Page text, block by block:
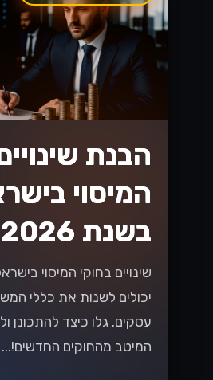
הבנת
המיסוי
בשנת 2026
יכולים לשנות את כללי
עסקים. גלו כיצד להתכונן
המיטב מהחוקים החדשים!...